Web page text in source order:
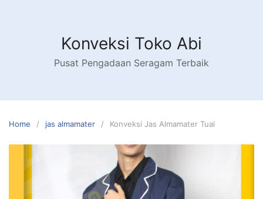
Konveksi Toko Abi
Pusat Pengadaan Seragam Terbaik
Home jas almamater Konveksi Jas Almamater Tual